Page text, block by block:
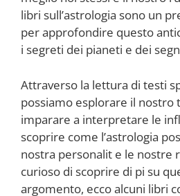
libri sull’astrologia sono un
per approfondire questo
i segreti dei pianeti e dei
Attraverso la lettura di testi
possiamo esplorare il nostro
imparare a interpretare le
scoprire come l’astrologia
nostra personalit e le nostre
curioso di scoprire di pi su
argomento, ecco alcuni libri